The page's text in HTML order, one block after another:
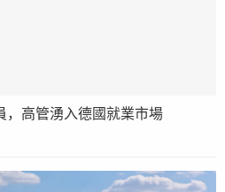
，高管湧入德國就業市場